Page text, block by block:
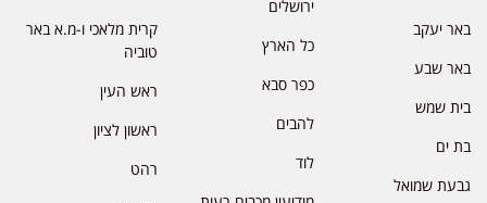
באר יעקב
באר שבע
בית שמש
בת ים
גבעת שמואל
ירושלים
כל הארץ
כפר סבא
להבים
לוד
קרית מלאכי ו-מ.א באר
טוביה
ראש העין
ראשון לציון
רהט